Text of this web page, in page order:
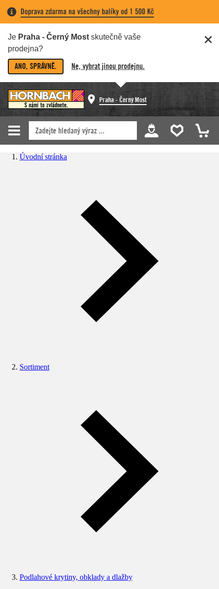
Doprava zdarma na všechny balíky od 1 500 Kč
Je Praha - Černý Most skutečně vaše
prodejna?
ANO, SPRÁVNĚ. Ne, vybrat jinou prodejnu.
Praha - Černý Most
Úvodní stránka
Sortiment
Podlahové krytiny, obklady a dlažby